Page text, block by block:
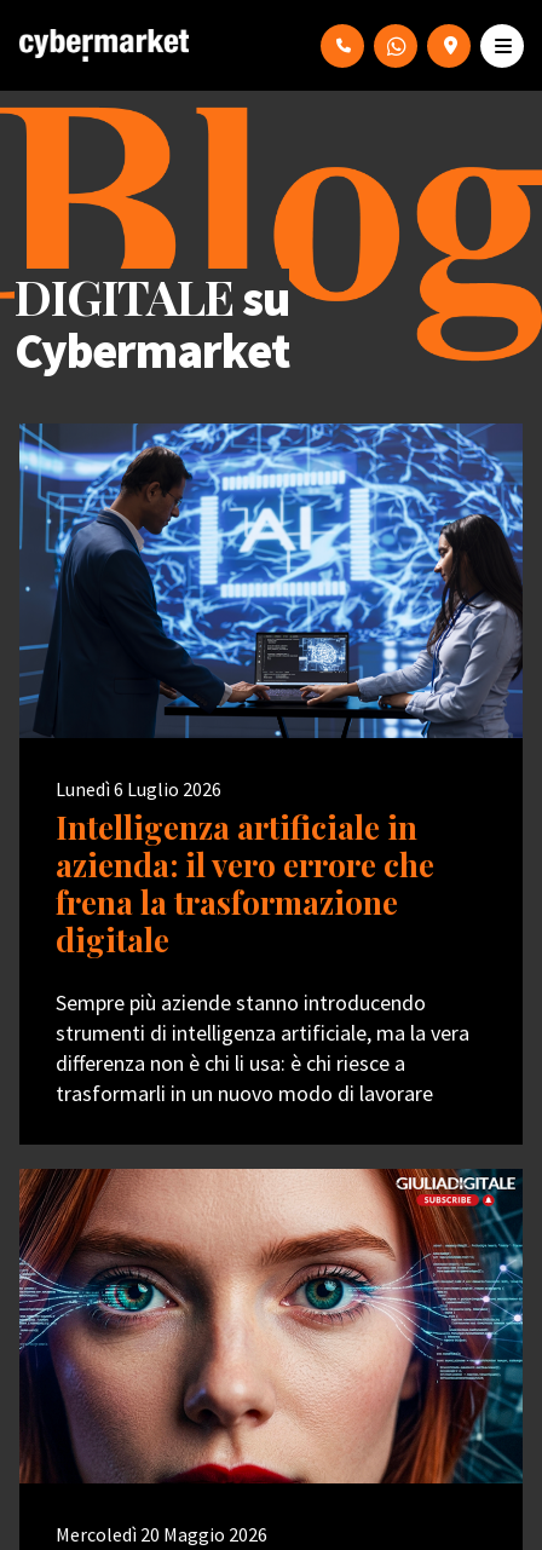
DIGITALEsu
Cybermarket
Lunedì 6 Luglio 2026
Intelligenza artificiale in
azienda: il vero errore che
frena la trasformazione
digitale
Sempre più aziende stanno introducendo
strumenti di intelligenza artificiale, ma la vera
differenza non è chi li usa: è chi riesce a
trasformarli in un nuovo modo di lavorare
Mercoledì 20 Maggio 2026